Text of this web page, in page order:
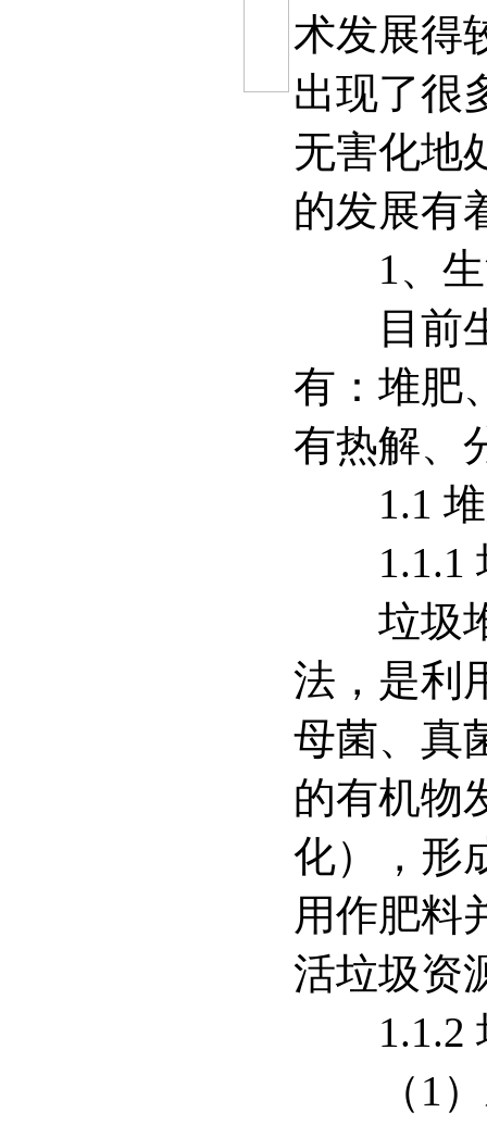
术发展得
出现了很
无害化地
的发展有
1、生
目前生
有：堆肥
有热解、
1.1 堆
1.1.1
垃圾堆
法，是利
母菌、真
的有机物
化），形
用作肥料
活垃圾资
1.1.2
（1）